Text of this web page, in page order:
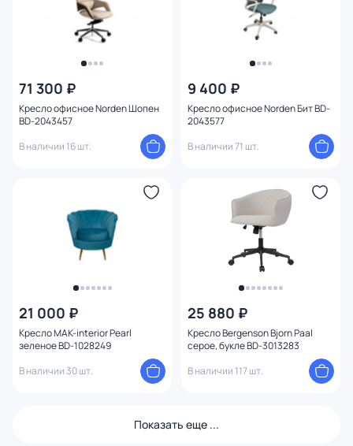
71 300 ₽
Кресло офисное Norden Шопен
BD-2043457
В наличии 16 шт.
9 400 ₽
Кресло офисное Norden Бит BD-
2043577
В наличии 71 шт.
21 000 ₽
Кресло MAK-interior Pearl
зеленое BD-1028249
В наличии 30 шт.
25 880 ₽
Кресло Bergenson Bjorn Paal
серое, букле BD-3013283
В наличии 117 шт.
Показать еще ...